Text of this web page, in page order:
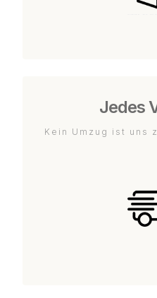
Jedes
Kein Umzug ist uns